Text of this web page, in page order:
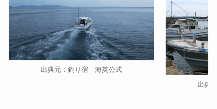
出典元：釣り宿 海英公式
出典